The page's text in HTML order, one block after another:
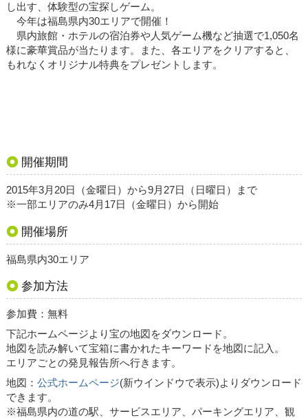
し出す、体験型の宝探しゲーム。
今年は福島県内30エリアで開催！
県内旅館・ホテルの宿泊券や人気ゲーム機など抽選で1,050名
様に豪華賞品が当たります。また、各エリアをクリアすると、
もれなくオリジナル特典をプレゼントします。
開催期間
2015年3月20日（金曜日）から9月27日（日曜日）まで
※一部エリアのみ4月17日（金曜日）から開始
開催場所
福島県内30エリア
参加方法
参加費：無料
下記ホームページより宝の地図をダウンロード。
地図を読み解いて宝箱に書かれたキーワードを地図に記入。
エリアごとの発見報告所へ行きます。
地図： 公式ホームページ(新ウインドウで表示)よりダウンロード
できます。
※福島県内の道の駅、サービスエリア、パーキングエリア、観